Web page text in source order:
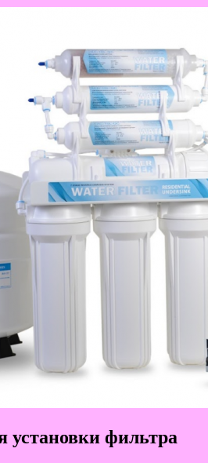
установки фильтра